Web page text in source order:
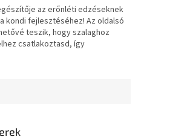
az erőnléti edzéseknek
kondi fejlesztéséhez! Az oldalsó
teszik, hogy szalaghoz
csatlakoztasd, így